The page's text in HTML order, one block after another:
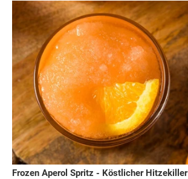
Frozen Aperol Spritz - Köstlicher Hitzekiller